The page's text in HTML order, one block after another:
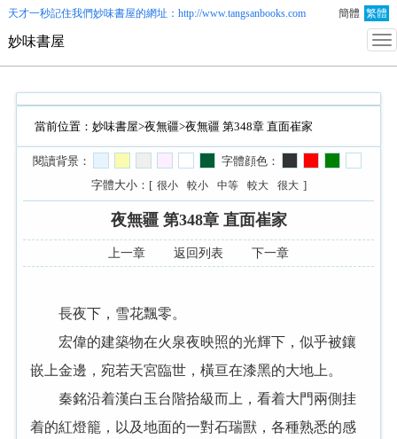
天才一秒記住我們妙味書屋的網址：http://www.tangsanbooks.com 簡體 繁體
妙味書屋
當前位置： 妙味書屋>夜無疆>夜無疆 第348章 直面崔家
閱讀背景：
字體顔色：
字體大小：[ 很小 較小 中等 較大 很大 ]
夜無疆 第348章 直面崔家
上一章 返回列表 下一章
長夜下，雪花飄零。
宏偉的建築物在火泉夜映照的光輝下，似乎被鑲
嵌上金邊，宛若天宮臨世，橫亘在漆黑的大地上。
秦銘沿着漢白玉台階拾級而上，看着大門兩側挂
着的紅燈籠，以及地面的一對石瑞獸，各種熟悉的感